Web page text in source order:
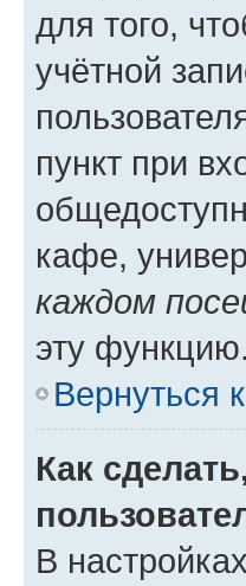
для того,
учётной
пункт при
кафе,
каждом
эту функцию.
Вернуться
Как
В